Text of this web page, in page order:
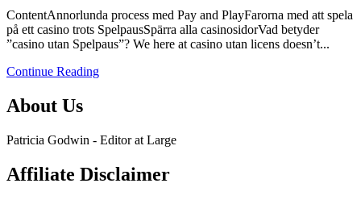
Casino
Utan
Svensk
Bästa
Utan
ContentAnnorlunda process med Pay and PlayFarorna med att spela
på ett casino trots SpelpausSpärra alla casinosidorVad betyder
”casino utan Spelpaus”? We here at casino utan licens doesn’t...
Continue Reading
About Us
Patricia Godwin - Editor at Large
Affiliate Disclaimer